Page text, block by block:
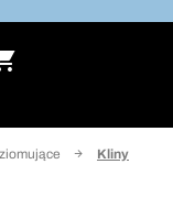
Kliny